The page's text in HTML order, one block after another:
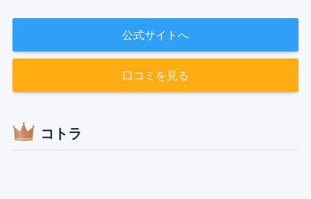
公式サイトへ
口コミを見る
コトラ